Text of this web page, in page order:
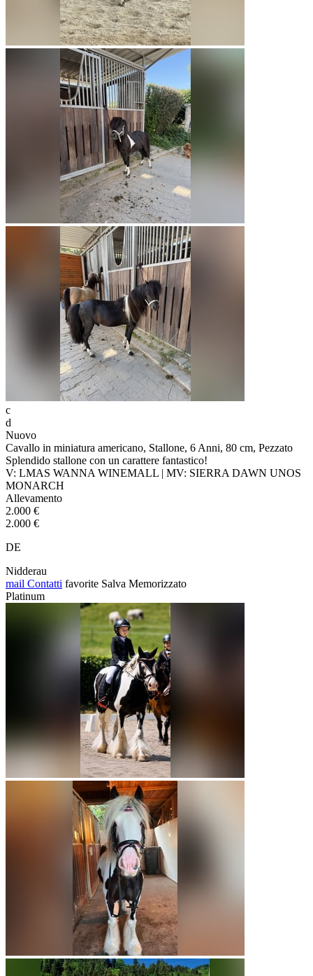
c
d
Nuovo
Cavallo in miniatura americano, Stallone, 6 Anni, 80 cm, Pezzato
Splendido stallone con un carattere fantastico!
V: LMAS WANNA WINEMALL | MV: SIERRA DAWN UNOS
MONARCH
Allevamento
2.000 €
2.000 €
DE
Nidderau
mail Contatti favorite Salva Memorizzato
Platinum